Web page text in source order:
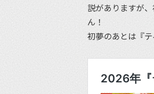
説がありますが
ん！
初夢のあとは『